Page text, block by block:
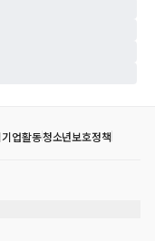
업활동청소년보호정책